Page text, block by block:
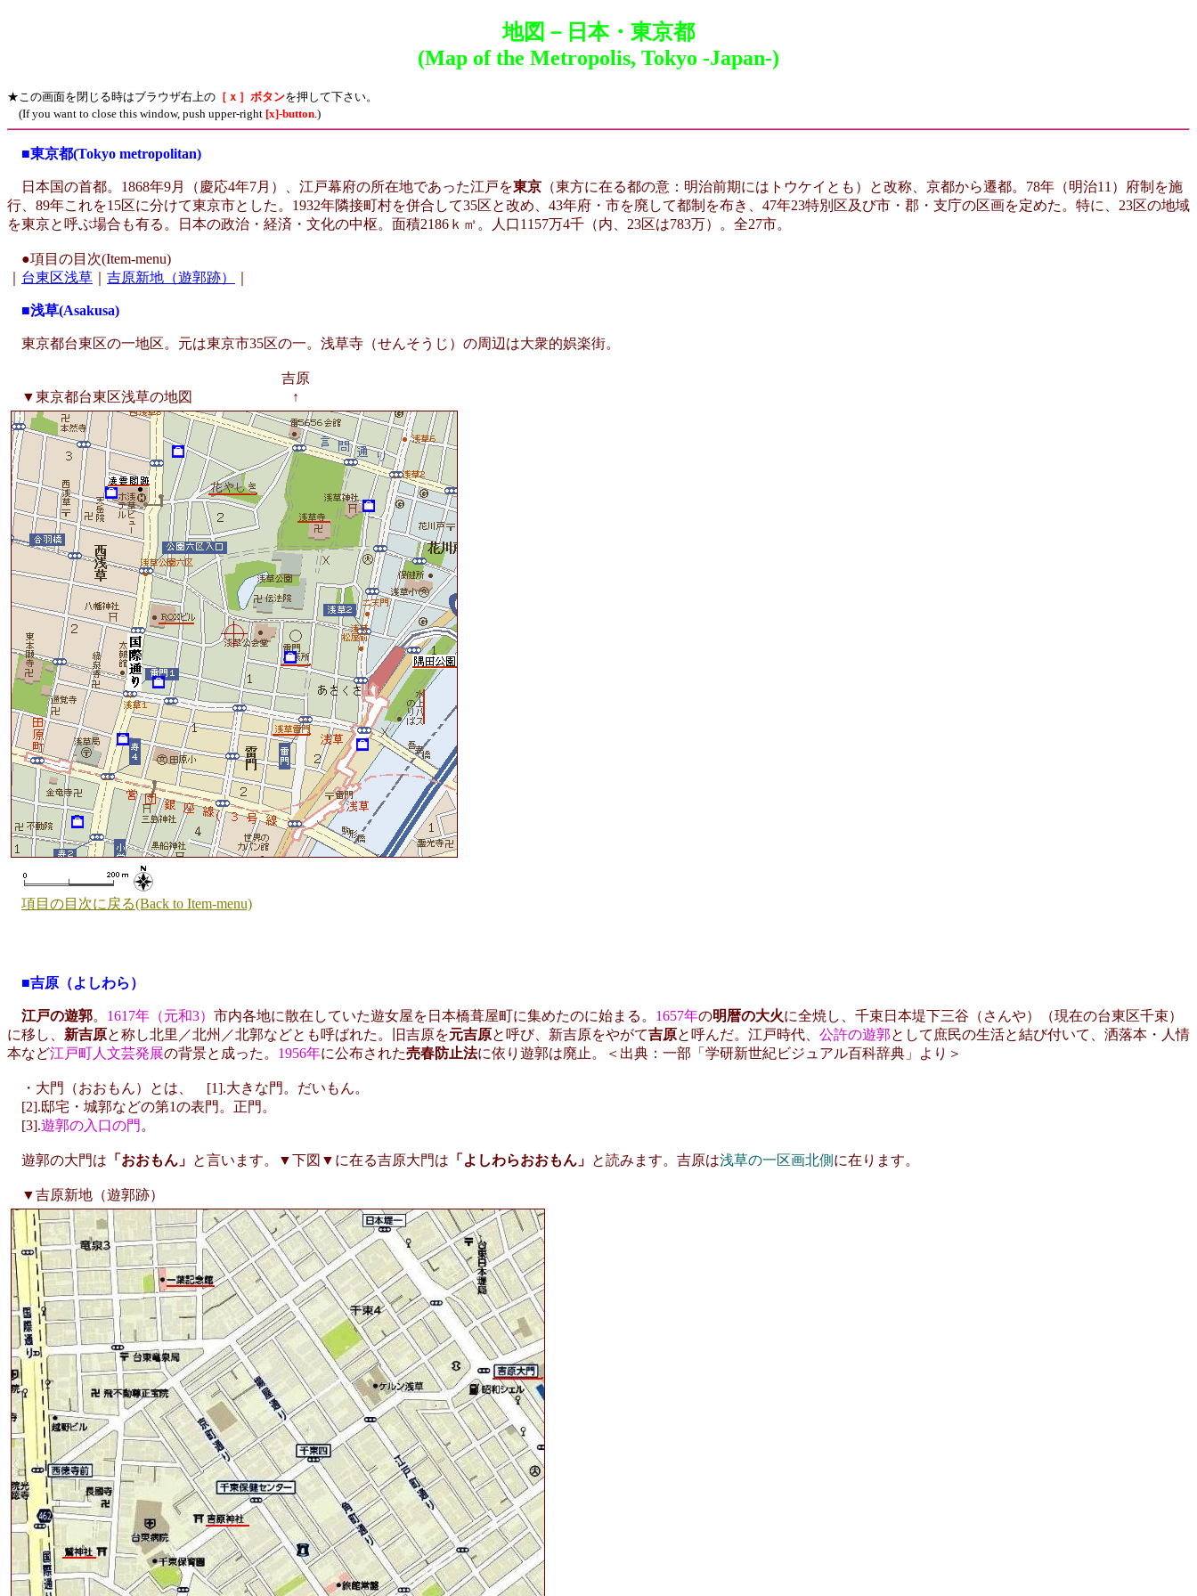
地図－日本・東京都
(Map of the Metropolis, Tokyo -Japan-)
★この画面を閉じる時はブラウザ右上の ［ｘ］ボタンを押して下さい。
(If you want to close this window, push upper-right [x]-button .)
■東京都(Tokyo metropolitan)
日本国の首都。1868年9月（慶応4年7月）、江戸幕府の所在地であった江戸を東京 （東方に在る都の意：明治前期にはトウケイとも）と改称、京都から遷都。78年（明治11）府制を施
行、89年これを15区に分けて東京市とした。1932年隣接町村を併合して35区と改め、43年府・市を廃して都制を布き、47年23特別区及び市・郡・支庁の区画を定めた。特に、23区の地域
を東京と呼ぶ場合も有る。日本の政治・経済・文化の中枢。面積2186ｋ㎡。人口1157万4千（内、23区は783万）。全27市。
●項目の目次(Item-menu)
台東区浅草 吉原新地（遊郭跡）
■浅草(Asakusa)
東京都台東区の一地区。元は東京市35区の一。浅草寺（せんそうじ）の周辺は大衆的娯楽街。
吉原
▼東京都台東区浅草の地図 ↑
項目の目次に戻る(Back to Item-menu)
■吉原（よしわら）
江戸の遊郭。 1617年（元和3） 市内各地に散在していた遊女屋を日本橋葺屋町に集めたのに始まる。 1657年の明暦の大火に全焼し、千束日本堤下三谷（さんや）（現在の台東区千束）
に移し、 新吉原と称し北里／北州／北郭などとも呼ばれた。旧吉原を元吉原と呼び、新吉原をやがて吉原と呼んだ。江戸時代、 公許の遊郭として庶民の生活と結び付いて、洒落本・人情
本など江戸町人文芸発展の背景と成った。 1956年に公布された売春防止法に依り遊郭は廃止。＜出典：一部「学研新世紀ビジュアル百科辞典」より＞
・大門（おおもん）とは、 [1].大きな門。だいもん。
[2].邸宅・城郭などの第1の表門。正門。
[3].遊郭の入口の門 。
遊郭の大門は 「おおもん」 と言います。▼下図▼に在る吉原大門は 「よしわらおおもん」 と読みます。吉原は浅草の一区画北側 に在ります。
▼吉原新地（遊郭跡）